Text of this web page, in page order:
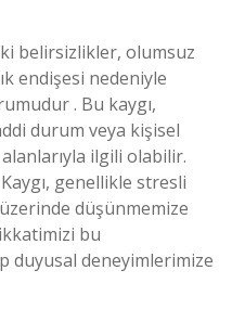
belirsizlikler, olumsuz
endişesi nedeniyle
. Bu kaygı,
durum veya kişisel
ilgili olabilir.
genellikle stresli
düşünmemize
bu
duyusal deneyimlerimize